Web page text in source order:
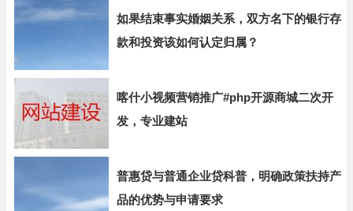
如果结束事实婚姻关系，双方名下的银行存
款和投资该如何认定归属？
喀什小视频营销推广#php开源商城二次开
发，专业建站
普惠贷与普通企业贷科普，明确政策扶持产
品的优势与申请要求